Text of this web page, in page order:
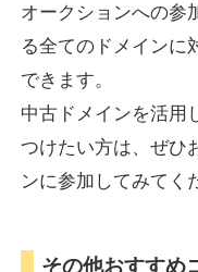
オークションへの参
る全てのドメインに
できます。
中古ドメインを活用
つけたい方は、ぜひ
ンに参加してみてく
その他おすすめ